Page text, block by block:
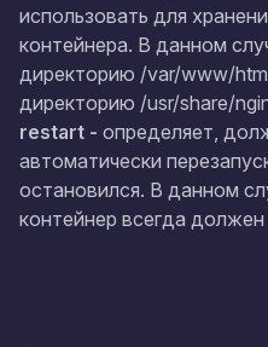
использовать для
контейнера. В данном
директорию /var/www/
директорию /usr/share/
restart - определяет,
автоматически
остановился. В данном
контейнер всегда должен